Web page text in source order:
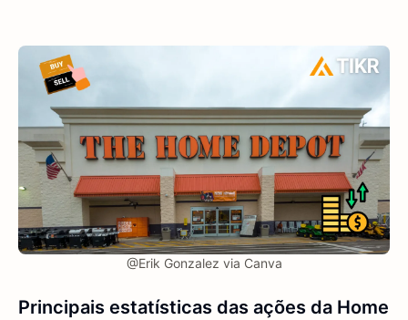
@Erik Gonzalez via Canva
Principais estatísticas das ações da Home